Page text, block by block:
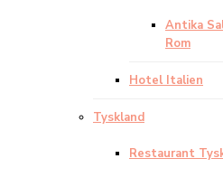
Antika
Rom
Hotel Italien
Tyskland
Restaurant